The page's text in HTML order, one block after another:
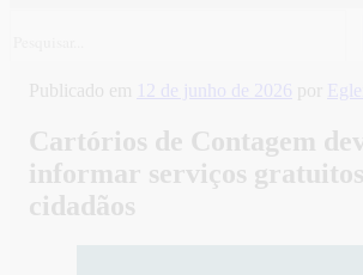
Publicado em 12 de junho de 2026 por
Cartórios de Contagem
informar serviços
cidadãos